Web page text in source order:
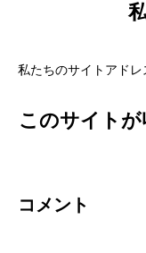
私たちのサイトアド
このサイト
コメント